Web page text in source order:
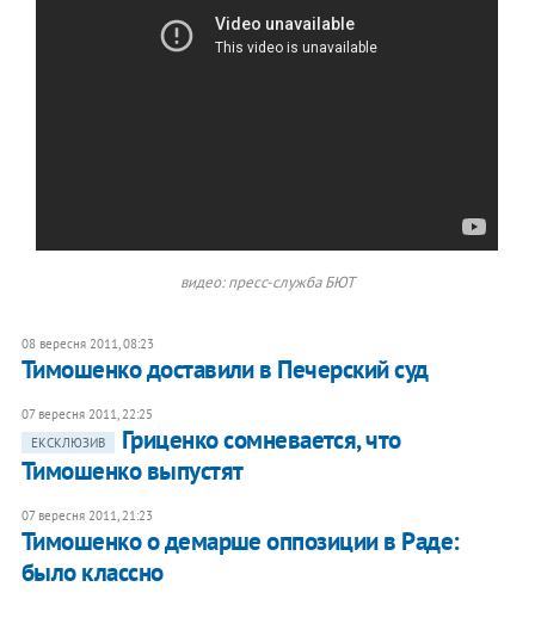
видео: пресс-служба БЮТ
08 вересня 2011, 08:23
Тимошенко доставили в Печерский суд
07 вересня 2011, 22:25
ЕКСКЛЮЗИВ
Гриценко сомневается, что
Тимошенко выпустят
07 вересня 2011, 21:23
Тимошенко о демарше оппозиции в Раде:
было классно